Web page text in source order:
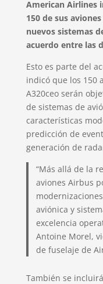
American Airlines
150 de sus
nuevos sistemas
acuerdo entre las
Esto es parte del
indicó que los 150
A320ceo serán
de sistemas de
características
predicción de
generación de
“Más allá de la
aviones Airbus
aviónica y
excelencia
Antoine Morel,
de fuselaje de
También se